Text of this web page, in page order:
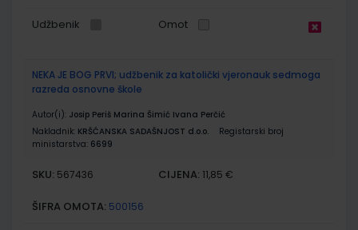
Udžbenik Omot
NEKA JE BOG PRVI; udžbenik za katolički vjeronauk sedmoga
razreda osnovne škole
Autor(i): Josip Periš Marina Šimić Ivana Perčić
Nakladnik: KRŠĆANSKA SADAŠNJOST d.o.o.
Registarski broj
ministarstva: 6699
SKU: 567436 CIJENA: 11,85 €
ŠIFRA OMOTA: 500156